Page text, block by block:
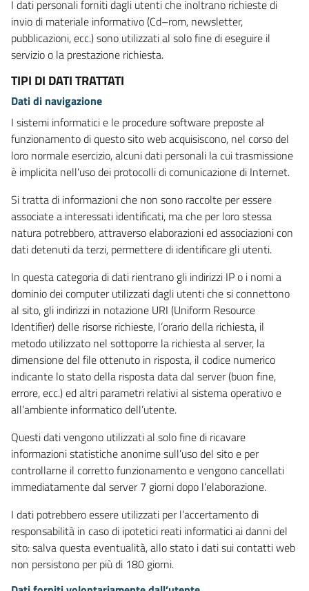
I dati personali forniti dagli utenti che inoltrano richieste di
invio di materiale informativo (Cd–rom, newsletter,
pubblicazioni, ecc.) sono utilizzati al solo fine di eseguire il
servizio o la prestazione richiesta.
TIPI DI DATI TRATTATI
Dati di navigazione
I sistemi informatici e le procedure software preposte al
funzionamento di questo sito web acquisiscono, nel corso del
loro normale esercizio, alcuni dati personali la cui trasmissione
è implicita nell’uso dei protocolli di comunicazione di Internet.
Si tratta di informazioni che non sono raccolte per essere
associate a interessati identificati, ma che per loro stessa
natura potrebbero, attraverso elaborazioni ed associazioni con
dati detenuti da terzi, permettere di identificare gli utenti.
In questa categoria di dati rientrano gli indirizzi IP o i nomi a
dominio dei computer utilizzati dagli utenti che si connettono
al sito, gli indirizzi in notazione URI (Uniform Resource
Identifier) delle risorse richieste, l’orario della richiesta, il
metodo utilizzato nel sottoporre la richiesta al server, la
dimensione del file ottenuto in risposta, il codice numerico
indicante lo stato della risposta data dal server (buon fine,
errore, ecc.) ed altri parametri relativi al sistema operativo e
all’ambiente informatico dell’utente.
Questi dati vengono utilizzati al solo fine di ricavare
informazioni statistiche anonime sull’uso del sito e per
controllarne il corretto funzionamento e vengono cancellati
immediatamente dal server 7 giorni dopo l’elaborazione.
I dati potrebbero essere utilizzati per l’accertamento di
responsabilità in caso di ipotetici reati informatici ai danni del
sito: salva questa eventualità, allo stato i dati sui contatti web
non persistono per più di 180 giorni.